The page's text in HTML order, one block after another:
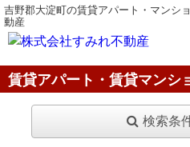
吉野郡大淀町の賃貸アパート・マンシ
動産
賃貸アパート・賃貸マンシ
検索条